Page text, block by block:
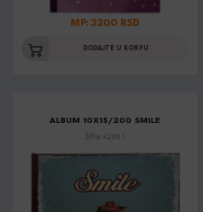
MP: 3200 RSD
DODAJTE U KORPU
ALBUM 10X15/200 SMILE
Šifra: K2961